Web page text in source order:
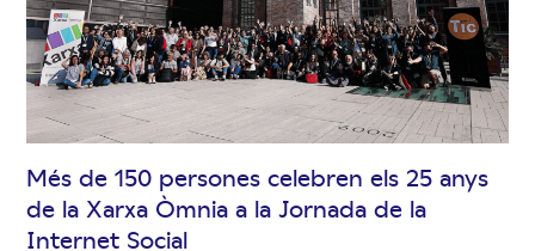
Més de 150 persones celebren els 25 anys
de la Xarxa Òmnia a la Jornada de la
Internet Social